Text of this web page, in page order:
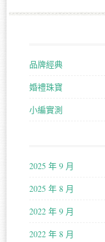
品牌經典
婚禮珠寶
小編實測
2025 年 9 月
2025 年 8 月
2022 年 9 月
2022 年 8 月